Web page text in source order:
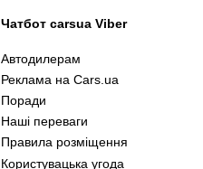
Чатботcarsua Viber
Автодилерам
Реклама на Cars.ua
Поради
Наші переваги
Правила розміщення
Користувацька угода